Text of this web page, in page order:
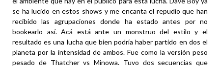
se ha lucido en estos shows y me encanta el repudio que han
recibido las agrupaciones donde ha estado antes por no
bookearlo así. Acá está ante un monstruo del estilo y el
resultado es una lucha que bien podría haber partido en dos el
planeta por la intensidad de ambos. Fue como la versión peso
pesado de Thatcher vs Minowa. Tuvo dos secuencias que